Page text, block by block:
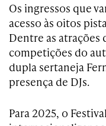
Os ingressos que
acesso às oitos
Dentre as atrações
competições do
dupla sertaneja
presença de DJs.
Para 2025, o